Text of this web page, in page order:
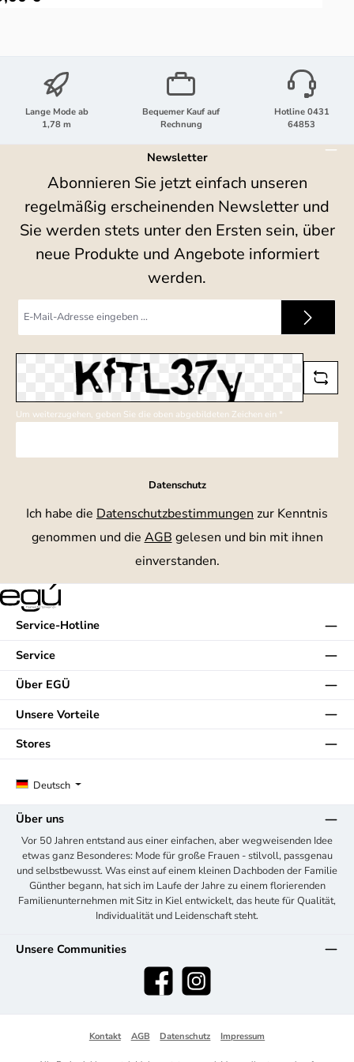
Lange Mode ab
1,78 m
Bequemer Kauf auf
Rechnung
Hotline 0431
64853
Newsletter
Abonnieren Sie jetzt einfach unseren
regelmäßig erscheinenden Newsletter und
Sie werden stets unter den Ersten sein, über
neue Produkte und Angebote informiert
werden.
Mail-
Um weiterzugehen, geben Sie die oben abgebildeten Zeichen ein *
Datenschutz
Ich habe die Datenschutzbestimmungen zur Kenntnis
genommen und die AGB gelesen und bin mit ihnen
einverstanden.
Service-Hotline
Service
Über EGÜ
Unsere Vorteile
Deutsch
Stores
Über uns
Vor 50 Jahren entstand aus einer einfachen, aber wegweisenden Idee
etwas ganz Besonderes: Mode für große Frauen - stilvoll, passgenau
und selbstbewusst. Was einst auf einem kleinen Dachboden der Familie
Günther begann, hat sich im Laufe der Jahre zu einem florierenden
Familienunternehmen mit Sitz in Kiel entwickelt, das heute für Qualität,
Individualität und Leidenschaft steht.
Unsere Communities
Facebook Instagram
Kontakt AGB Datenschutz Impressum